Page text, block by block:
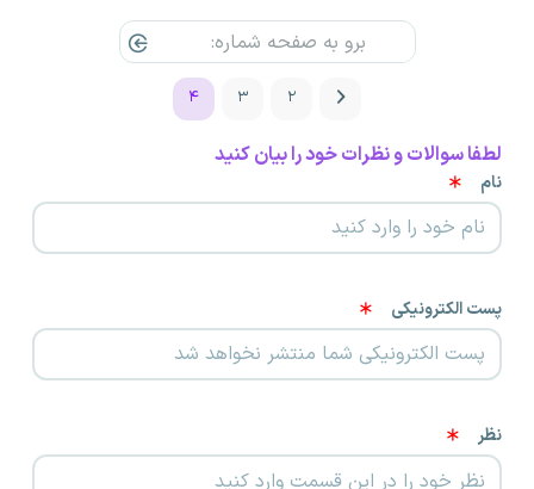
۲ ۳ ۴
لطفا سوالات و نظرات خود را بیان کنید
نام
پست الکترونیکی
نظر